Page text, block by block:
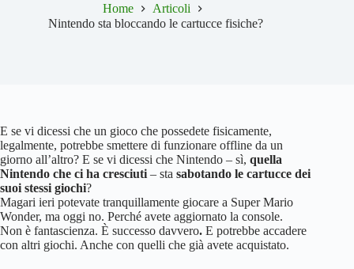
Home
Articoli
Nintendo sta bloccando le cartucce fisiche?
E se vi dicessi che un gioco che possedete fisicamente,
legalmente, potrebbe smettere di funzionare offline da un
giorno all’altro? E se vi dicessi che Nintendo – sì, quella
Nintendo che ci ha cresciuti – sta sabotando le cartucce dei
suoi stessi giochi?
Magari ieri potevate tranquillamente giocare a Super Mario
Wonder, ma oggi no. Perché avete aggiornato la console.
Non è fantascienza. È successo davvero. E potrebbe accadere
con altri giochi. Anche con quelli che già avete acquistato.